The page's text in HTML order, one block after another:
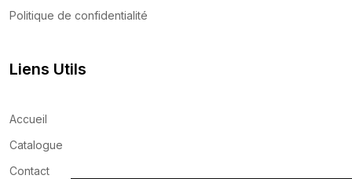
Politique de confidentialité
Liens Utils
Accueil
Catalogue
Contact